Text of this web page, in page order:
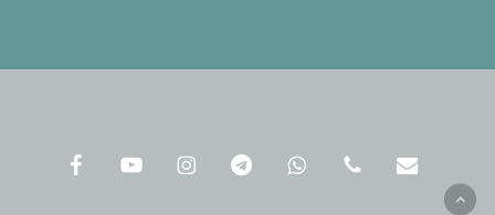
facebookyoutubeinstagramtelegramwhatsappphone email